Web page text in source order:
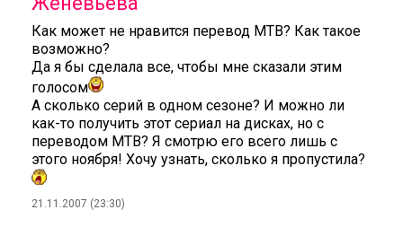
Как может не нравится перевод МТВ? Как такое
возможно?
Да я бы сделала все, чтобы мне сказали этим
голосом
А сколько серий в одном сезоне? И можно ли
как-то получить этот сериал на дисках, но с
переводом МТВ? Я смотрю его всего лишь с
этого ноября! Хочу узнать, сколько я пропустила?
21.11.2007 (23:30)